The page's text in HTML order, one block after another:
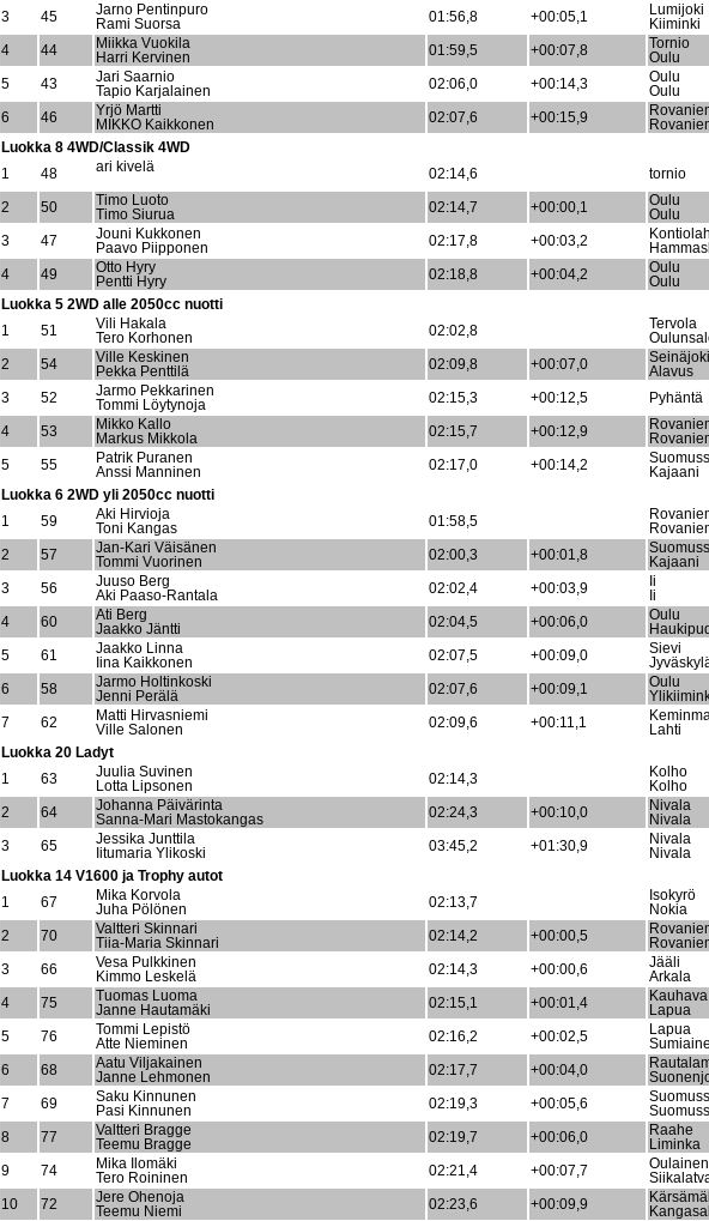
3
45
Jarno Pentinpuro
Rami Suorsa
01:56,8 +00:05,1
Lumijoki
Kiiminki
4
44
Miikka Vuokila
Harri Kervinen
01:59,5 +00:07,8
Tornio
Oulu
5
43
Jari Saarnio
Tapio Karjalainen
02:06,0 +00:14,3
Oulu
Oulu
6
46
Yrjö Martti
MIKKO Kaikkonen
02:07,6 +00:15,9
Luokka 8 4WD/Classik 4WD
1
48 ari kivelä 02:14,6
tornio
2
50
Timo Luoto
Timo Siurua
02:14,7 +00:00,1
Oulu
Oulu
3
47
Jouni Kukkonen
Paavo Piipponen
02:17,8 +00:03,2
4
49
Otto Hyry
Pentti Hyry
02:18,8 +00:04,2
Oulu
Oulu
Luokka 5 2WD alle 2050cc nuotti
1
51
Vili Hakala
Tero Korhonen
02:02,8
Tervola
2
54
Ville Keskinen
Pekka Penttilä
02:09,8 +00:07,0
Seinäjoki
Alavus
3
52
Jarmo Pekkarinen
Tommi Löytynoja
02:15,3 +00:12,5
Pyhäntä
4
53
Mikko Kallo
Markus Mikkola
02:15,7 +00:12,9
5
55
Patrik Puranen
Anssi Manninen
02:17,0 +00:14,2
Kajaani
Luokka 6 2WD yli 2050cc nuotti
1
59
Aki Hirvioja
Toni Kangas
01:58,5
2
57
Jan-Kari Väisänen
Tommi Vuorinen
02:00,3 +00:01,8
Kajaani
3
56
Juuso Berg
Aki Paaso-Rantala
02:02,4 +00:03,9
Ii
Ii
4
60
Ati Berg
Jaakko Jäntti
02:04,5 +00:06,0
Oulu
5
61
Jaakko Linna
Iina Kaikkonen
02:07,5 +00:09,0
Sievi
6
58
Jarmo Holtinkoski
Jenni Perälä
02:07,6 +00:09,1
Oulu
7
62
Matti Hirvasniemi
Ville Salonen
02:09,6 +00:11,1
Lahti
Luokka 20 Ladyt
1
63
Juulia Suvinen
Lotta Lipsonen
02:14,3
Kolho
Kolho
2
64
Johanna Päivärinta
Sanna-Mari Mastokangas
02:24,3 +00:10,0
Nivala
Nivala
3
65
Jessika Junttila
Iitumaria Ylikoski
03:45,2 +01:30,9
Nivala
Nivala
Luokka 14 V1600 ja Trophy autot
1
67
Mika Korvola
Juha Pölönen
02:13,7
Isokyrö
Nokia
2
70
Valtteri Skinnari
Tiia-Maria Skinnari
02:14,2 +00:00,5
3
66
Vesa Pulkkinen
Kimmo Leskelä
02:14,3 +00:00,6
Jääli
Arkala
4
75
Tuomas Luoma
Janne Hautamäki
02:15,1 +00:01,4
Kauhava
Lapua
5
76
Tommi Lepistö
Atte Nieminen
02:16,2 +00:02,5
Lapua
6
68
Aatu Viljakainen
Janne Lehmonen
02:17,7 +00:04,0
7
69
Saku Kinnunen
Pasi Kinnunen
02:19,3 +00:05,6
8
77
Valtteri Bragge
Teemu Bragge
02:19,7 +00:06,0
Raahe
Liminka
9
74
Mika Ilomäki
Tero Roininen
02:21,4 +00:07,7
Oulainen
10
72
Jere Ohenoja
Teemu Niemi
02:23,6 +00:09,9